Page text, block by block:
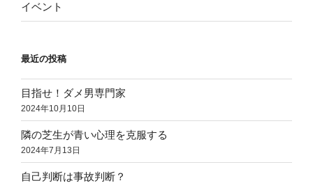
イベント
最近の投稿
目指せ！ダメ男専門家
2024年10月10日
隣の芝生が青い心理を克服する
2024年7月13日
自己判断は事故判断？